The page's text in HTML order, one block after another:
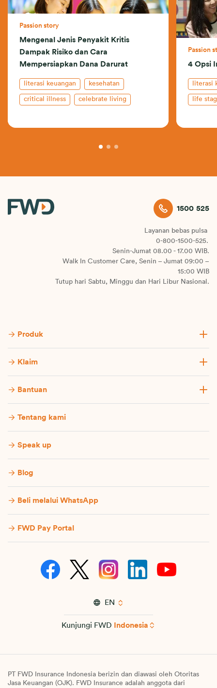
Passion story
Mengenal Jenis Penyakit Kritis
Dampak Risiko dan Cara
Mempersiapkan Dana Darurat
literasi keuangan kesehatan
critical illness celebrate living
Passion
4 Opsi
literasi
life
1500 525
Layanan bebas pulsa
0-800-1500-525.
Senin-Jumat 08.00 - 17.00 WIB.
Walk In Customer Care, Senin – Jumat 09:00 –
15:00 WIB
Tutup hari Sabtu, Minggu dan Hari Libur Nasional.
Produk
Klaim
Bantuan
Tentang kami
Speak up
Blog
Beli melalui WhatsApp
FWD Pay Portal
EN
Kunjungi FWD Indonesia
PT FWD Insurance Indonesia berizin dan diawasi oleh Otoritas
Jasa Keuangan (OJK). FWD Insurance adalah anggota dari